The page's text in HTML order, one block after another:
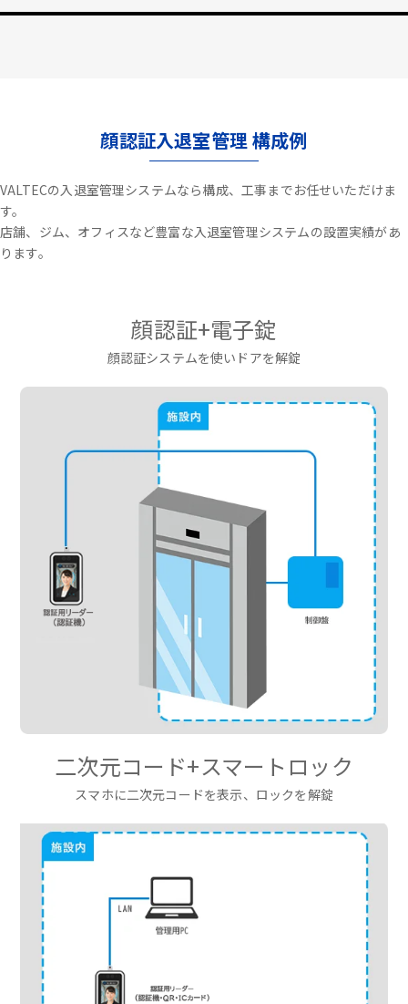
顔認証入退室管理 構成例
VALTECの入退室管理システムなら構成、工事までお任せいただけま
す。
店舗、ジム、オフィスなど豊富な入退室管理システムの設置実績があ
ります。
顔認証+電子錠
顔認証システムを使いドアを解錠
二次元コード+スマートロック
スマホに二次元コードを表示、ロックを解錠